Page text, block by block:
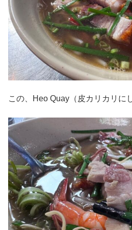
この、Heo Quay（皮カリカリに